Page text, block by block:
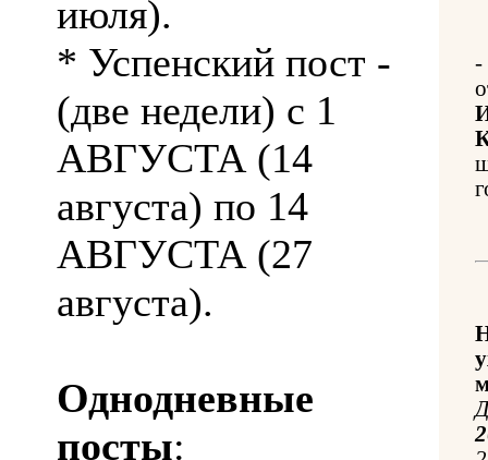
июля).
* Успенский пост -
(две недели) с 1
АВГУСТА (14
августа) по 14
АВГУСТА (27
августа).
Однодневные
посты:
-